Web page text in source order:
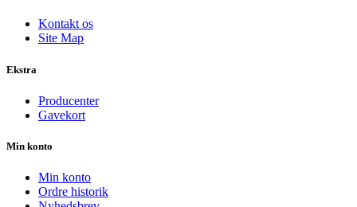
Kontakt os
Site Map
Ekstra
Producenter
Gavekort
Min konto
Min konto
Ordre historik